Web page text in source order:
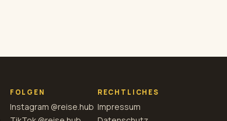
FOLGEN
Instagram @reise.hub
RECHTLICHES
Impressum